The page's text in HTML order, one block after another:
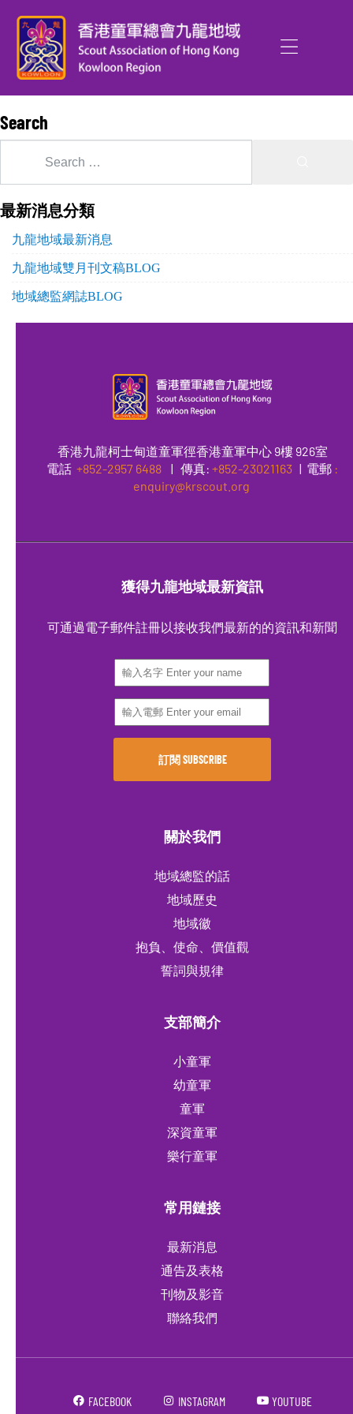
Search
最新消息分類
九龍地域最新消息
九龍地域雙月刊文稿BLOG
地域總監網誌BLOG
香港九龍柯士甸道童軍徑香港童軍中心 9樓 926室
電話 +852-2957 6488 | 傳真: +852-23021163 | 電郵 :
enquiry@krscout.org
獲得九龍地域最新資訊
可通過電子郵件註冊以接收我們最新的的資訊和新聞
關於我們
地域總監的話
地域歷史
地域徽
抱負、使命、價值觀
誓詞與規律
支部簡介
小童軍
幼童軍
童軍
深資童軍
樂行童軍
常用鏈接
最新消息
通告及表格
刊物及影音
聯絡我們
FACEBOOK INSTAGRAM YOUTUBE